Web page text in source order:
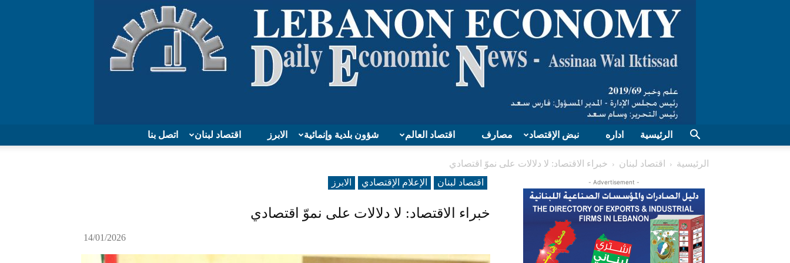
اتصل بنا اقتصاد لبنان الابرز شؤون بلدية وإنمائية اقتصاد العالم مصارف نبض الإقتصاد اداره الرئيسية
الرئيسية اقتصاد لبنان
خبراء الاقتصاد: لا دلالات على نموّ اقتصادي
اقتصاد لبنان
الإعلام الإقتصادي الابرز
خبراء الاقتصاد: لا دلالات على نموّ اقتصادي
14/01/2026
- Advertisement -